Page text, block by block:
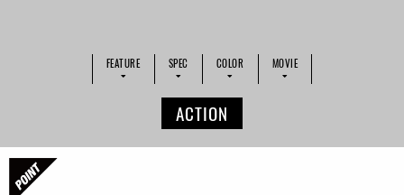
FEATURE SPEC COLOR MOVIE
ACTION